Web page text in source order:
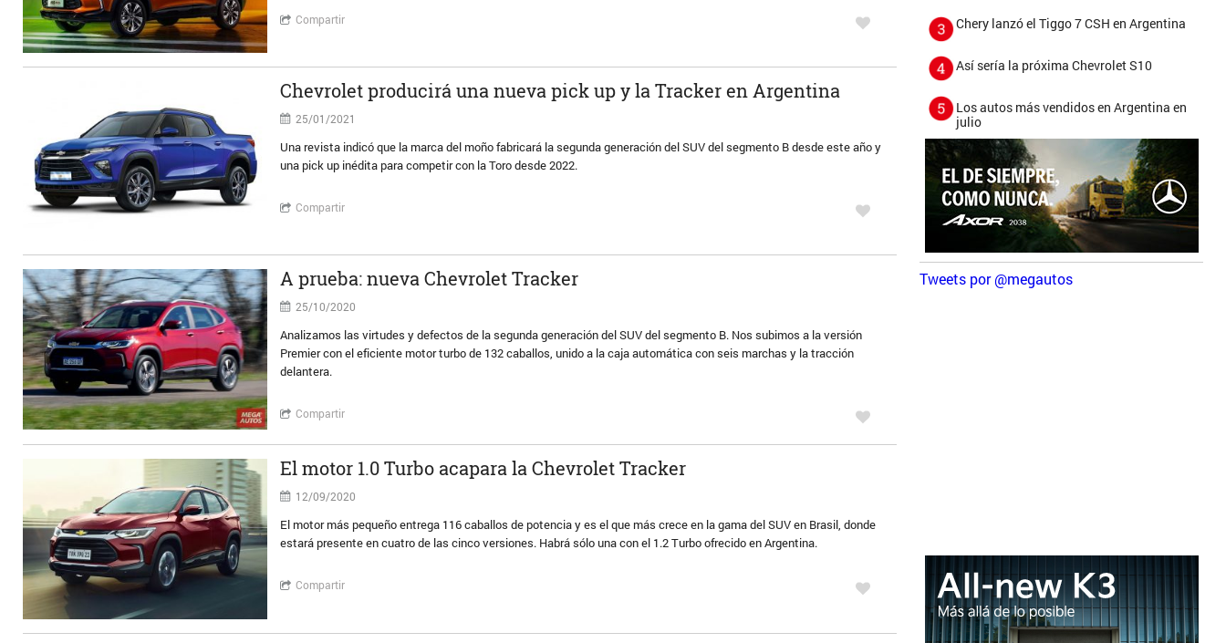
Compartir
Chevrolet producirá una nueva pick up y la Tracker en Argentina
25/01/2021
Una revista indicó que la marca del moño fabricará la segunda generación del SUV del segmento B desde este año y
una pick up inédita para competir con la Toro desde 2022.
Compartir
A prueba: nueva Chevrolet Tracker
25/10/2020
Analizamos las virtudes y defectos de la segunda generación del SUV del segmento B. Nos subimos a la versión
Premier con el eficiente motor turbo de 132 caballos, unido a la caja automática con seis marchas y la tracción
delantera.
Compartir
El motor 1.0 Turbo acapara la Chevrolet Tracker
12/09/2020
El motor más pequeño entrega 116 caballos de potencia y es el que más crece en la gama del SUV en Brasil, donde
estará presente en cuatro de las cinco versiones. Habrá sólo una con el 1.2 Turbo ofrecido en Argentina.
Compartir
Chery lanzó el Tiggo 7 CSH en Argentina
Así sería la próxima Chevrolet S10
Los autos más vendidos en Argentina en
julio
Tweets por @megautos